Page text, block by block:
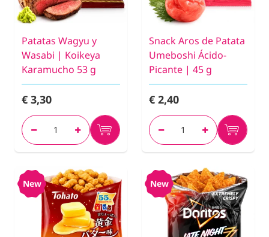
Patatas Wagyu y
Wasabi | Koikeya
Karamucho 53 g
€ 3,30
Snack Aros de Patata
Umeboshi Ácido-
Picante | 45 g
€ 2,40
New New